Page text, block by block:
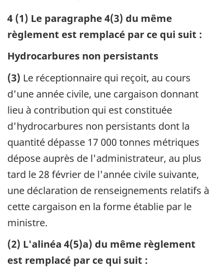
4 (1) Le paragraphe 4(3) du même
règlement est remplacé par ce qui suit :
Hydrocarbures non persistants
(3) Le réceptionnaire qui reçoit, au cours
d'une année civile, une cargaison donnant
lieu à contribution qui est constituée
d'hydrocarbures non persistants dont la
quantité dépasse 17 000 tonnes métriques
dépose auprès de l'administrateur, au plus
tard le 28 février de l'année civile suivante,
une déclaration de renseignements relatifs à
cette cargaison en la forme établie par le
ministre.
(2) L'alinéa 4(5)a) du même règlement
est remplacé par ce qui suit :